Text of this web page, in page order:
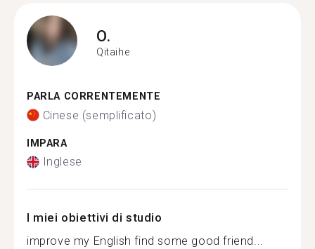
O.
Qitaihe
PARLA CORRENTEMENTE
Cinese (semplificato)
IMPARA
Inglese
I miei obiettivi di studio
improve my English find some good friend...